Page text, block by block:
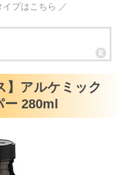
プはこちら ／
】アルケミック
ー 280ml